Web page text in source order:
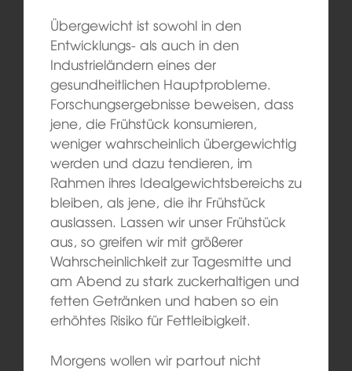
Übergewicht ist sowohl in den
Entwicklungs- als auch in den
Industrieländern eines der
gesundheitlichen Hauptprobleme.
Forschungsergebnisse beweisen, dass
jene, die Frühstück konsumieren,
weniger wahrscheinlich übergewichtig
werden und dazu tendieren, im
Rahmen ihres Idealgewichtsbereichs zu
bleiben, als jene, die ihr Frühstück
auslassen. Lassen wir unser Frühstück
aus, so greifen wir mit größerer
Wahrscheinlichkeit zur Tagesmitte und
am Abend zu stark zuckerhaltigen und
fetten Getränken und haben so ein
erhöhtes Risiko für Fettleibigkeit.
Morgens wollen wir partout nicht